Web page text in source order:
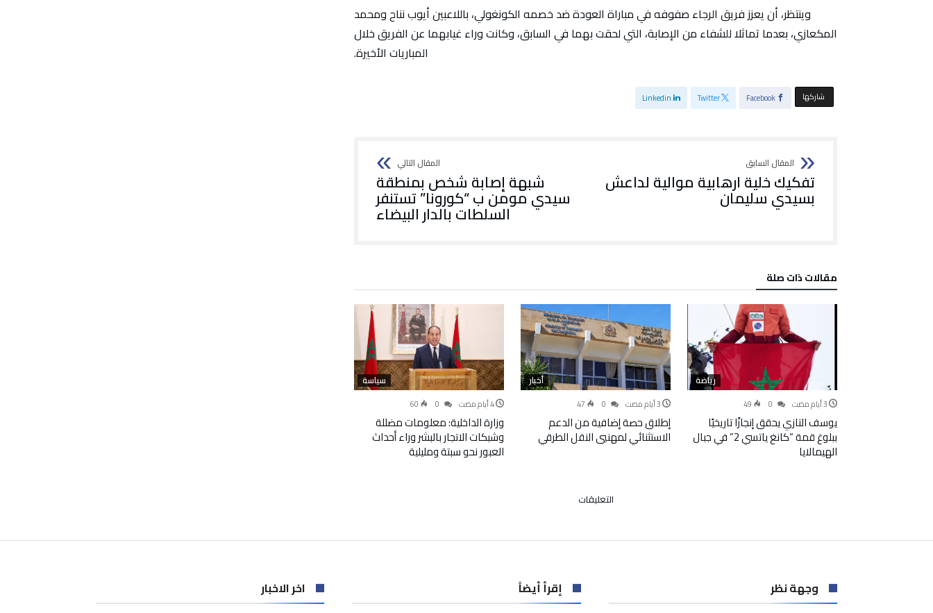
وينتظر، أن يعزز فريق الرجاء صفوفه في مباراة العودة ضد خصمه الكونغولي، باللاعبين أيوب نناح ومحمد
المكعازي، بعدما تماثلا للشفاء من الإصابة، التي لحقت بهما في السابق، وكانت وراء غيابهما عن الفريق خلال
المباريات الأخيرة.
‫‫ شاركها‬ Facebook
Twitter
Linkedin
تفكيك خلية ارهابية موالية لداعش
بسيدي سليمان
شبهة إصابة شخص بمنطقة
سيدي مومن ب “كورونا” تستنفر
السلطات بالدار البيضاء
‫مقالات ذات صلة‬
رياضة
49
يوسف التازي يحقق إنجازًا تاريخيًا
ببلوغ قمة “كانغ ياتسي 2” في جبال
الهيمالايا
أخبار
47
إطلاق حصة إضافية من الدعم
الاستثنائي لمهنيي النقل الطرقي
سياسة
60
وزارة الداخلية: معلومات مضللة
وشبكات الاتجار بالبشر وراء أحداث
العبور نحو سبتة ومليلية
التعليقات
يحدد
بوطيب
والشاكير
وجهة نظر إقرأ أيضاً اخر الاخبار